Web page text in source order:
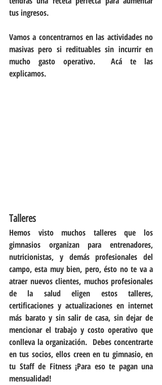
tus ingresos.
Vamos a concentrarnos en las actividades no
masivas pero si redituables sin incurrir en
mucho gasto operativo.  Acá te las
explicamos.
Talleres
Hemos visto muchos talleres que los
gimnasios organizan para entrenadores,
nutricionistas, y demás profesionales del
campo, esta muy bien, pero, ésto no te va a
atraer nuevos clientes, muchos profesionales
de la salud eligen estos talleres,
certificaciones y actualizaciones en internet
más barato y sin salir de casa, sin dejar de
mencionar el trabajo y costo operativo que
conlleva la organización.  Debes concentrarte
en tus socios, ellos creen en tu gimnasio, en
tu Staff de Fitness ¡Para eso te pagan una
mensualidad!